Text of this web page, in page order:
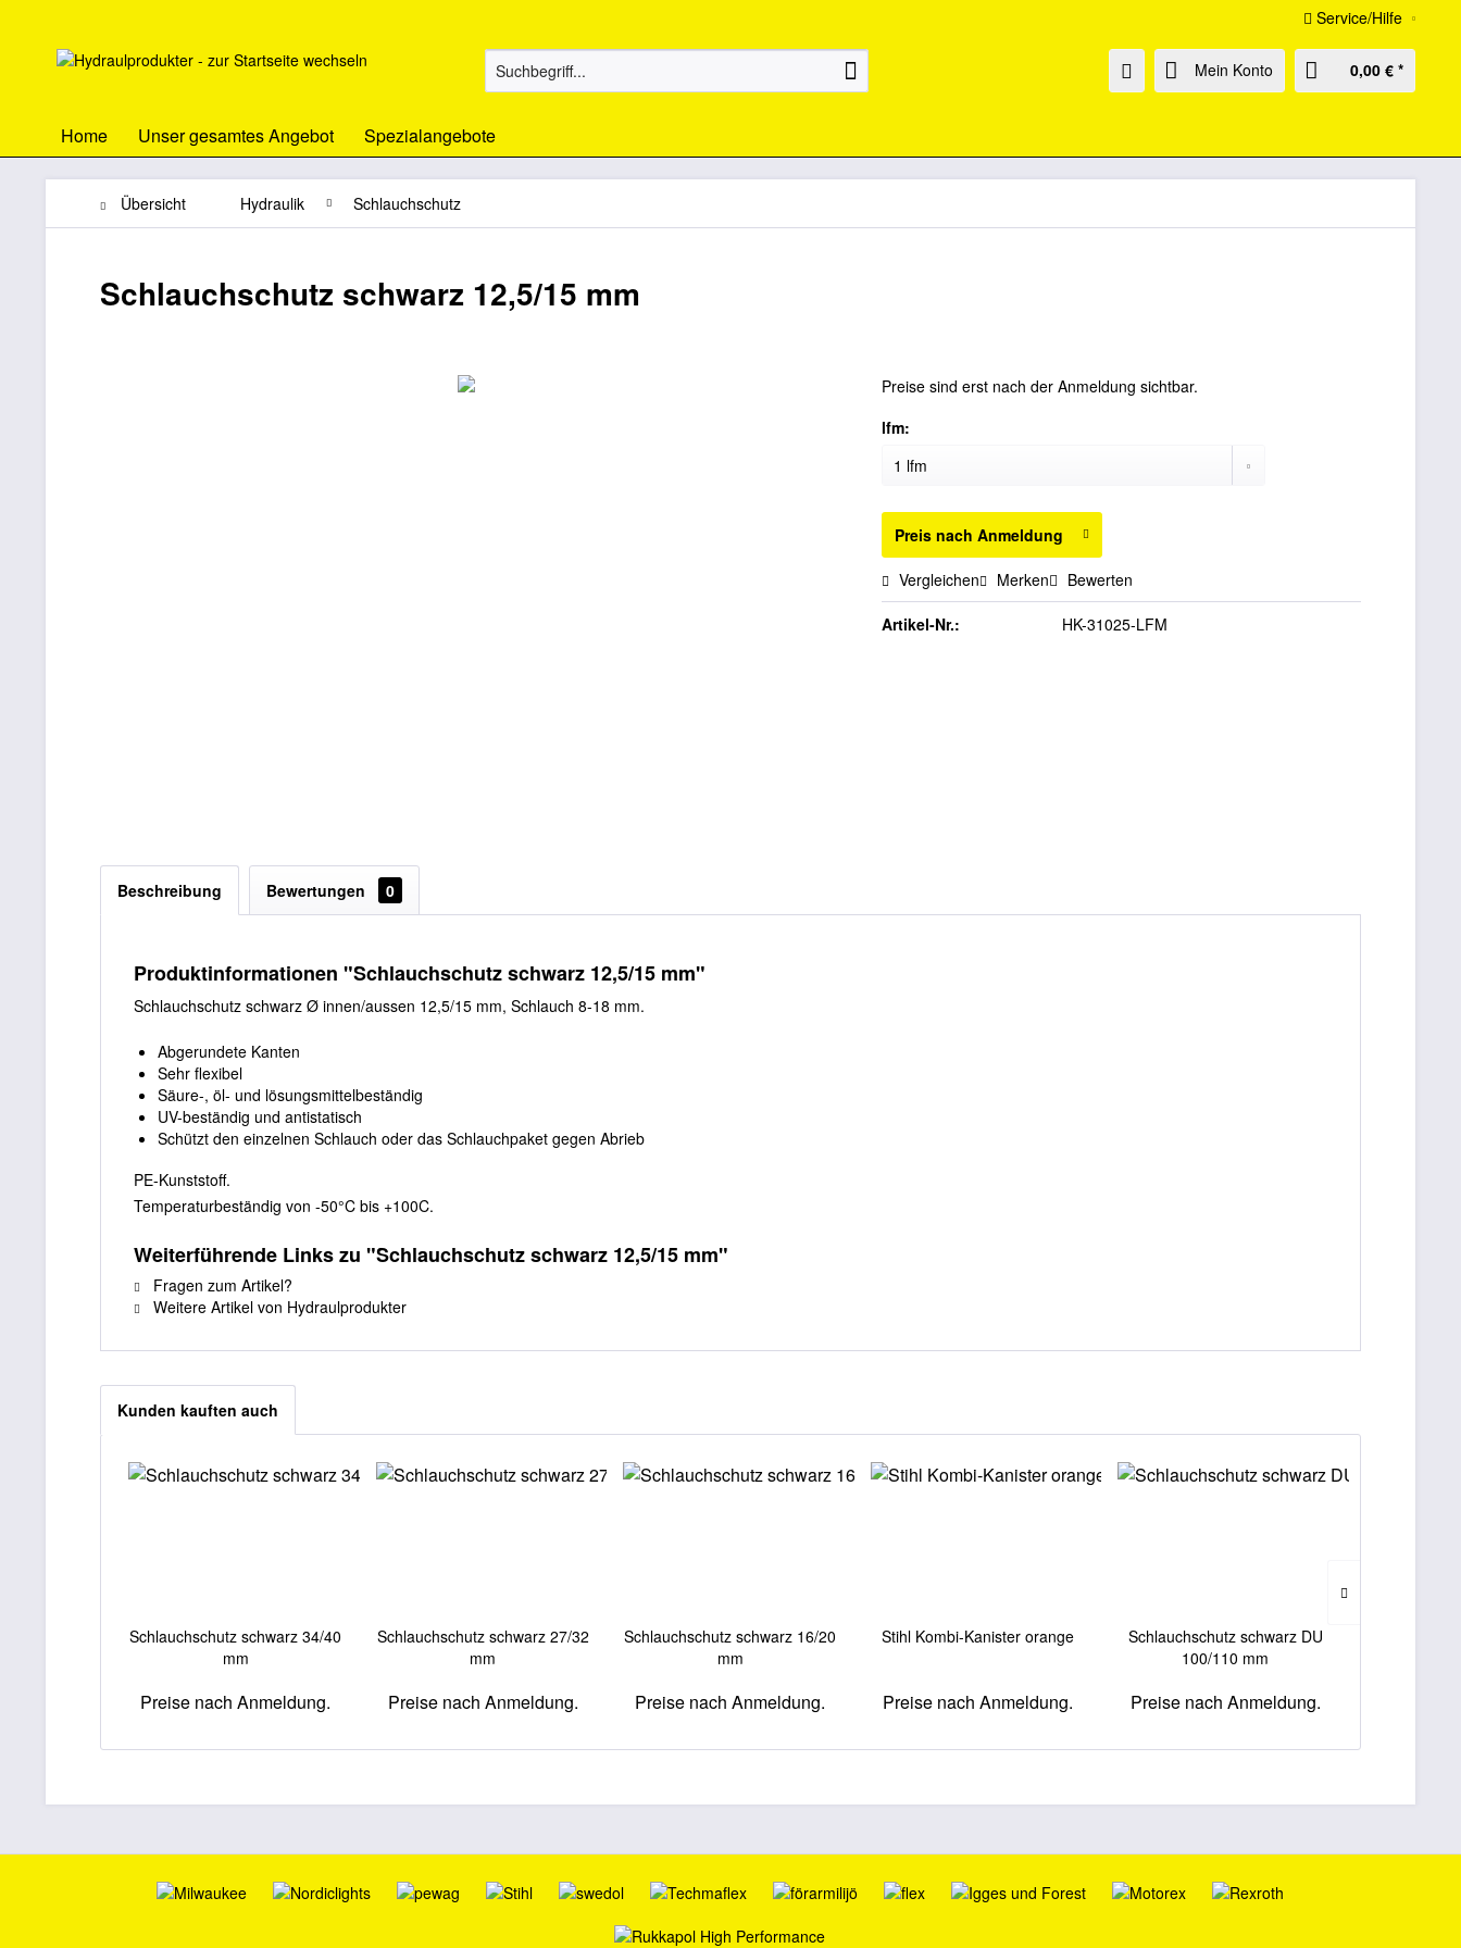
Service/Hilfe
Mein Konto 0,00 € *
Home Unser gesamtes Angebot Spezialangebote
Übersicht Hydraulik Schlauchschutz
Schlauchschutz schwarz 12,5/15 mm
Preise sind erst nach der Anmeldung sichtbar.
lfm:
Preis nach Anmeldung
Vergleichen Merken Bewerten
Artikel-Nr.: HK-31025-LFM
Beschreibung Bewertungen 0
Produktinformationen "Schlauchschutz schwarz 12,5/15 mm"
Schlauchschutz schwarz Ø innen/aussen 12,5/15 mm, Schlauch 8-18 mm.
Abgerundete Kanten
Sehr flexibel
Säure-, öl- und lösungsmittelbeständig
UV-beständig und antistatisch
Schützt den einzelnen Schlauch oder das Schlauchpaket gegen Abrieb
PE-Kunststoff.
Temperaturbeständig von -50°C bis +100C.
Weiterführende Links zu "Schlauchschutz schwarz 12,5/15 mm"
Fragen zum Artikel?
Weitere Artikel von Hydraulprodukter
Kunden kauften auch
Schlauchschutz schwarz 34/40
mm
Preise nach Anmeldung.
Schlauchschutz schwarz 27/32
mm
Preise nach Anmeldung.
Schlauchschutz schwarz 16/20
mm
Preise nach Anmeldung.
Stihl Kombi-Kanister orange
Preise nach Anmeldung.
Schlauchschutz schwarz DU
100/110 mm
Preise nach Anmeldung.